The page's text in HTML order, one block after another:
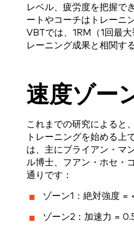
レベル、疲労度を把握で
ートやコーチはトレーニ
VBTでは、1RM（1回最
レーニング成果と相関す
速度ゾー
これまでの研究によると
トレーニングを始める上
は、主にブライアン・マ
ル博士、フアン・ホセ・
通りです：
ゾーン1：絶対強度 =
ゾーン2：加速力 =